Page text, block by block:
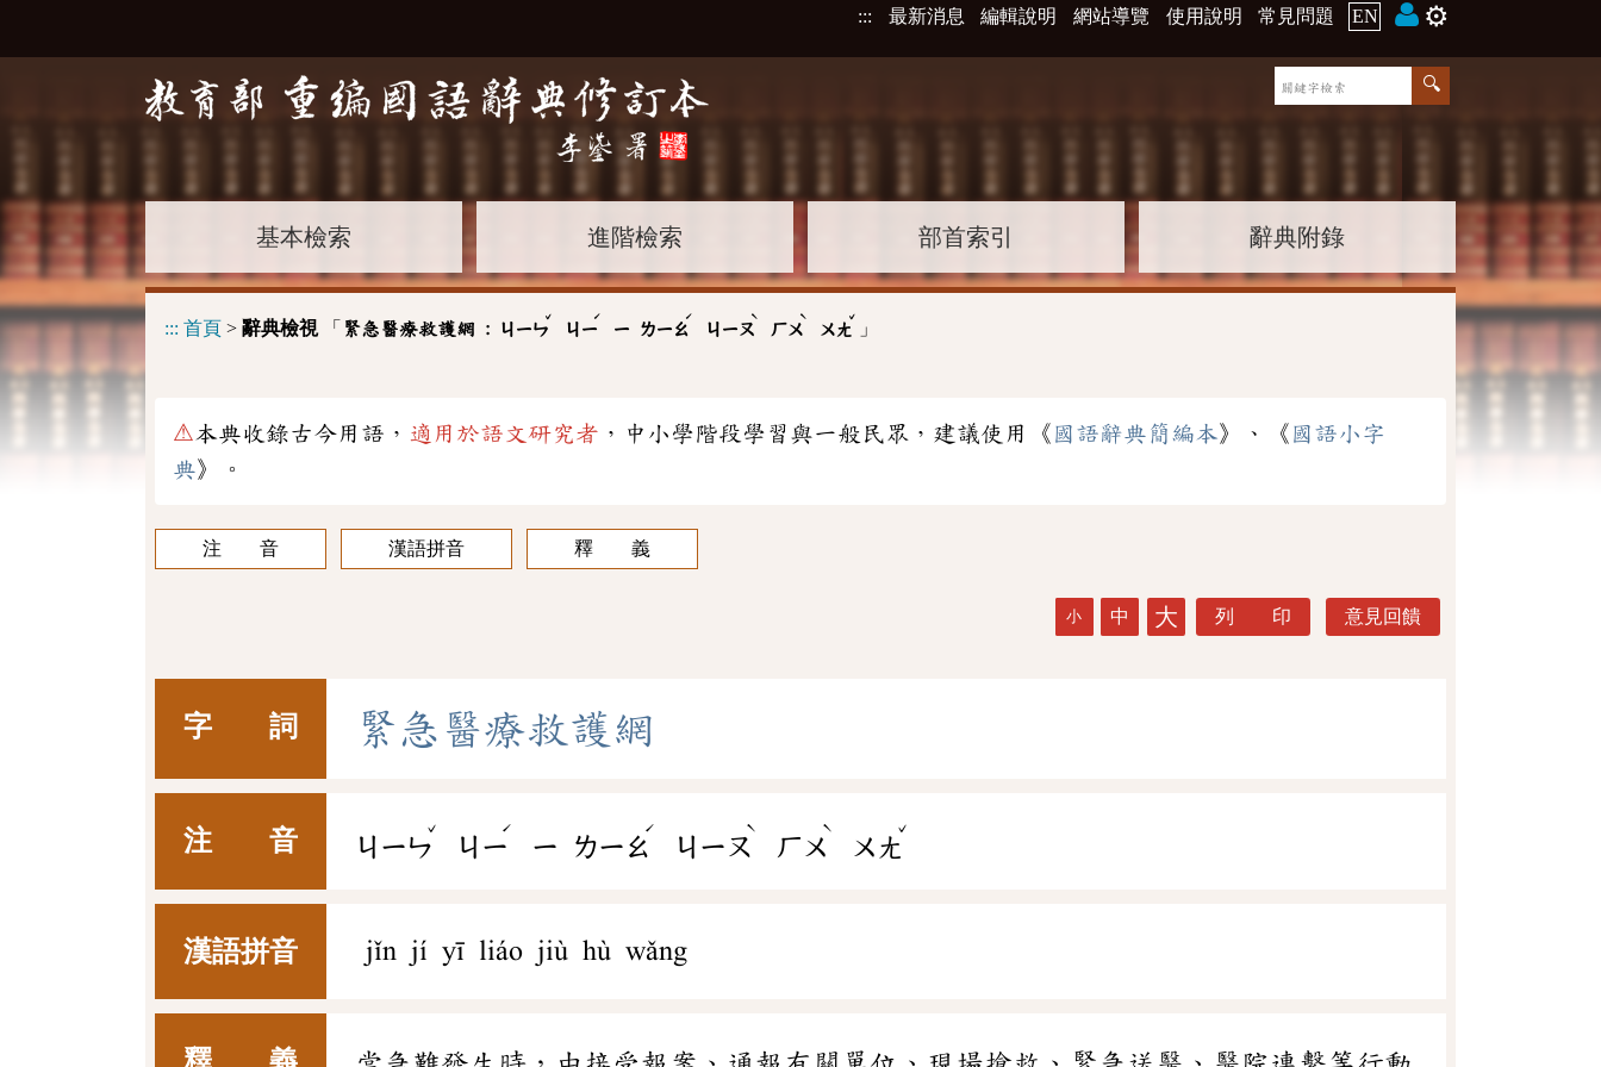
::: 最新消息 編輯說明 網站導覽 使用說明 常見問題 EN ⚙️
基本檢索 進階檢索 部首索引 辭典附錄
::: 首頁 > 辭典檢視「 緊急醫療救護網 : ㄐㄧㄣ
ˇ
ㄐㄧ
ˊ
ㄧ ㄌㄧㄠ
ˊ
ㄐㄧㄡ
ˋ
ㄏㄨ
ˋ
ㄨㄤ
ˇ
」
⚠本典收錄古今用語， 適用於語文研究者 ，中小學階段學習與一般民眾，建議使用《 國語辭典簡編本》、《 國語小字
典》。
注 音 漢語拼音 釋 義
小 中 大 列 印 意見回饋
字 詞 緊 急 醫療救護 網
注 音 ㄐㄧㄣ
ˇ
ㄐㄧ
ˊ
ㄧ ㄌㄧㄠ
ˊ
ㄐㄧㄡ
ˋ
ㄏㄨ
ˋ
ㄨㄤ
ˇ
漢語拼音 jǐn jí yī liáo jiù hù wǎng